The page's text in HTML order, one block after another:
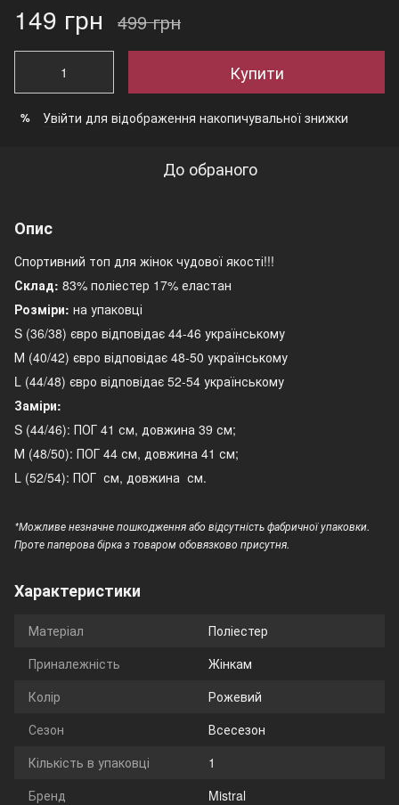
149 грн 499 грн
Купити
% Увійти для відображення накопичувальної знижки
До обраного
Опис
Спортивний топ для жінок чудової якості!!!
Склад: 83% поліестер 17% еластан
Розміри: на упаковці
S (36/38) євро відповідає 44-46 українському
М (40/42) євро відповідає 48-50 українському
L (44/48) євро відповідає 52-54 українському
Заміри:
S (44/46): ПОГ 41 см, довжина 39 см;
М (48/50): ПОГ 44 см, довжина 41 см;
L (52/54): ПОГ см, довжина см.
*Можливе незначне пошкодження або відсутність фабричної упаковки.
Проте паперова бірка з товаром обовязково присутня.
Характеристики
Матеріал
Поліестер
Приналежність
Жінкам
Колір
Рожевий
Сезон
Всесезон
Кількість в упаковці
1
Бренд
Mistral